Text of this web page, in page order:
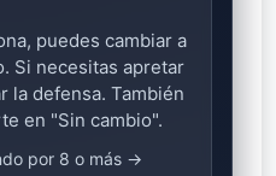
puedes cambiar a
Si necesitas apretar
la defensa. También
en "Sin cambio".
por 8 o más →